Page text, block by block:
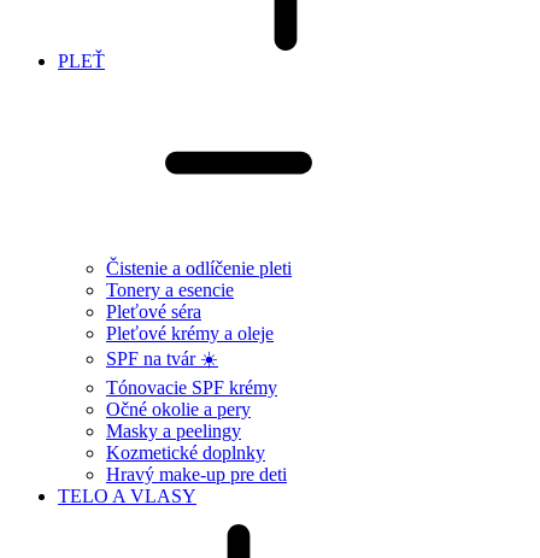
PLEŤ
Čistenie a odlíčenie pleti
Tonery a esencie
Pleťové séra
Pleťové krémy a oleje
SPF na tvár ☀️
Tónovacie SPF krémy
Očné okolie a pery
Masky a peelingy
Kozmetické doplnky
Hravý make-up pre deti
TELO A VLASY